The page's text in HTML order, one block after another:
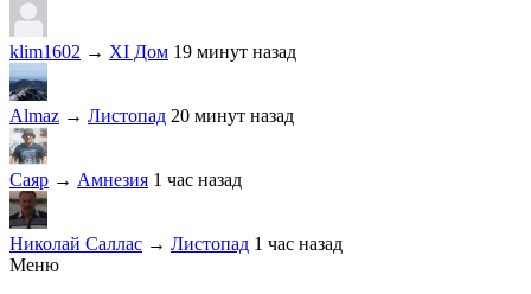
klim1602 → XI Дом 19 минут назад
Almaz → Листопад 20 минут назад
Саяр → Амнезия 1 час назад
Николай Саллас → Листопад 1 час назад
Меню